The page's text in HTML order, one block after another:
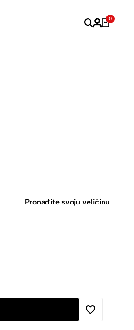
0
Pronađite svoju veličinu